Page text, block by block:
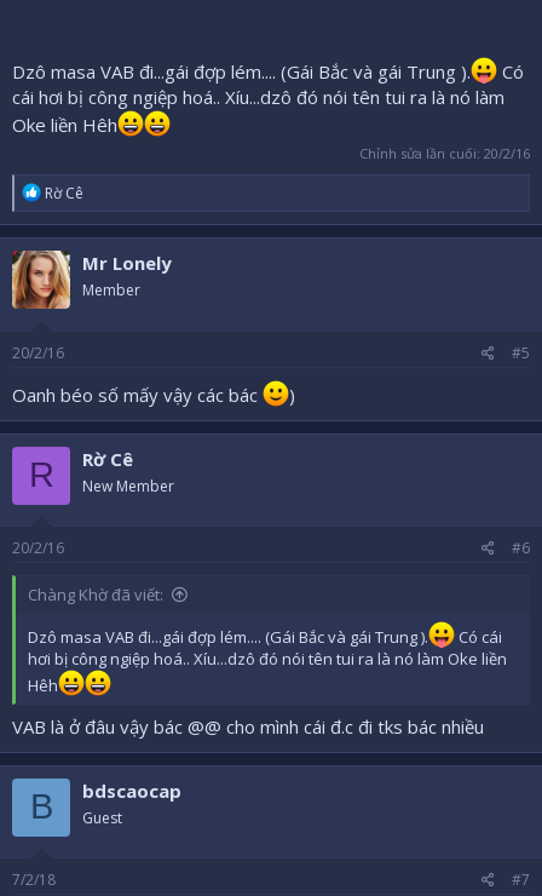
Dzô masa VAB đi...gái đợp lém.... (Gái Bắc và gái Trung ).
Có
cái hơi bị công ngiệp hoá.. Xíu...dzô đó nói tên tui ra là nó làm
Oke liền Hêh
Chỉnh sửa lần cuối: 20/2/16
R
e
a
c
t
i
o
s
Rờ Cê
Mr Lonely
Member
20/2/16 #5
Oanh béo số mấy vậy các bác )
R Rờ Cê
New Member
20/2/16 #6
Chàng Khờ đã viết:
Dzô masa VAB đi...gái đợp lém.... (Gái Bắc và gái Trung ).
Có cái
hơi bị công ngiệp hoá.. Xíu...dzô đó nói tên tui ra là nó làm Oke liền
Hêh
VAB là ở đâu vậy bác @@ cho mình cái đ.c đi tks bác nhiều
B bdscaocap
Guest
7/2/18 #7